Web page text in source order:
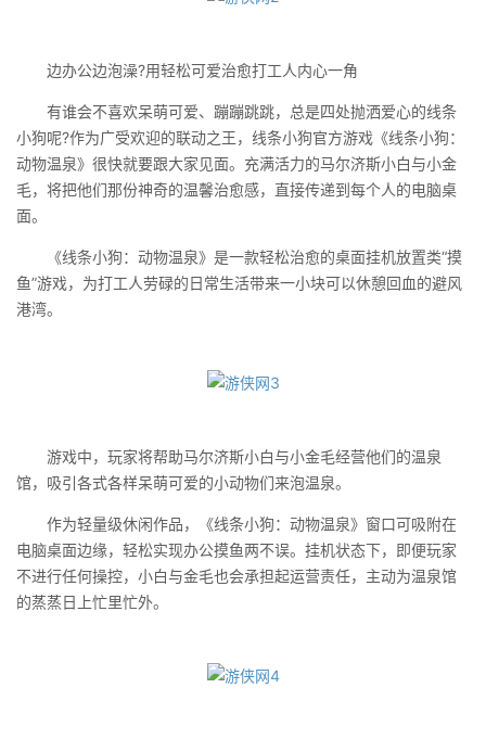
边办公边泡澡?用轻松可爱治愈打工人内心一角
有谁会不喜欢呆萌可爱、蹦蹦跳跳，总是四处抛洒爱心的线条
小狗呢?作为广受欢迎的联动之王，线条小狗官方游戏《线条小狗：
动物温泉》很快就要跟大家见面。充满活力的马尔济斯小白与小金
毛，将把他们那份神奇的温馨治愈感，直接传递到每个人的电脑桌
面。
《线条小狗：动物温泉》是一款轻松治愈的桌面挂机放置类“摸
鱼”游戏，为打工人劳碌的日常生活带来一小块可以休憩回血的避风
港湾。
游戏中，玩家将帮助马尔济斯小白与小金毛经营他们的温泉
馆，吸引各式各样呆萌可爱的小动物们来泡温泉。
作为轻量级休闲作品，《线条小狗：动物温泉》窗口可吸附在
电脑桌面边缘，轻松实现办公摸鱼两不误。挂机状态下，即便玩家
不进行任何操控，小白与金毛也会承担起运营责任，主动为温泉馆
的蒸蒸日上忙里忙外。